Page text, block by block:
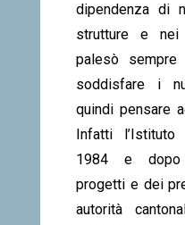
dipendenza di
strutture e
palesò
soddisfare i
quindi pensare
Infatti
1984 e dopo
progetti e dei
autorità